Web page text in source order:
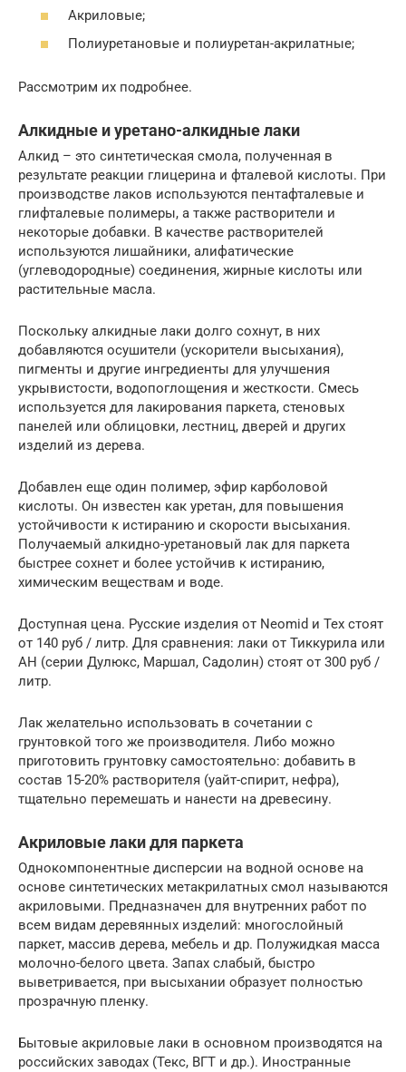
Акриловые;
Полиуретановые и полиуретан-акрилатные;
Рассмотрим их подробнее.
Алкидные и уретано-алкидные лаки
Алкид – это синтетическая смола, полученная в
результате реакции глицерина и фталевой кислоты. При
производстве лаков используются пентафталевые и
глифталевые полимеры, а также растворители и
некоторые добавки. В качестве растворителей
используются лишайники, алифатические
(углеводородные) соединения, жирные кислоты или
растительные масла.
Поскольку алкидные лаки долго сохнут, в них
добавляются осушители (ускорители высыхания),
пигменты и другие ингредиенты для улучшения
укрывистости, водопоглощения и жесткости. Смесь
используется для лакирования паркета, стеновых
панелей или облицовки, лестниц, дверей и других
изделий из дерева.
Добавлен еще один полимер, эфир карболовой
кислоты. Он известен как уретан, для повышения
устойчивости к истиранию и скорости высыхания.
Получаемый алкидно-уретановый лак для паркета
быстрее сохнет и более устойчив к истиранию,
химическим веществам и воде.
Доступная цена. Русские изделия от Neomid и Tex стоят
от 140 руб / литр. Для сравнения: лаки от Тиккурила или
АН (серии Дулюкс, Маршал, Садолин) стоят от 300 руб /
литр.
Лак желательно использовать в сочетании с
грунтовкой того же производителя. Либо можно
приготовить грунтовку самостоятельно: добавить в
состав 15-20% растворителя (уайт-спирит, нефра),
тщательно перемешать и нанести на древесину.
Акриловые лаки для паркета
Однокомпонентные дисперсии на водной основе на
основе синтетических метакрилатных смол называются
акриловыми. Предназначен для внутренних работ по
всем видам деревянных изделий: многослойный
паркет, массив дерева, мебель и др. Полужидкая масса
молочно-белого цвета. Запах слабый, быстро
выветривается, при высыхании образует полностью
прозрачную пленку.
Бытовые акриловые лаки в основном производятся на
российских заводах (Текс, ВГТ и др.). Иностранные